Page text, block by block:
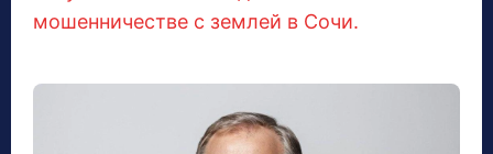
мошенничестве с землей в Сочи.